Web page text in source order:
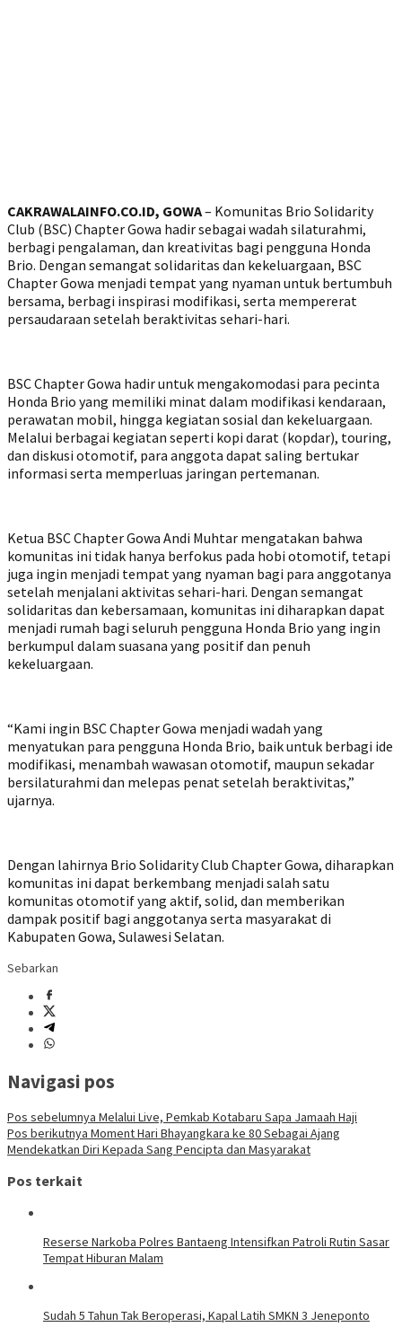
CAKRAWALAINFO.CO.ID, GOWA– Komunitas Brio Solidarity
Club (BSC) Chapter Gowa hadir sebagai wadah silaturahmi,
berbagi pengalaman, dan kreativitas bagi pengguna Honda
Brio. Dengan semangat solidaritas dan kekeluargaan, BSC
Chapter Gowa menjadi tempat yang nyaman untuk bertumbuh
bersama, berbagi inspirasi modifikasi, serta mempererat
persaudaraan setelah beraktivitas sehari-hari.
BSC Chapter Gowa hadir untuk mengakomodasi para pecinta
Honda Brio yang memiliki minat dalam modifikasi kendaraan,
perawatan mobil, hingga kegiatan sosial dan kekeluargaan.
Melalui berbagai kegiatan seperti kopi darat (kopdar), touring,
dan diskusi otomotif, para anggota dapat saling bertukar
informasi serta memperluas jaringan pertemanan.
Ketua BSC Chapter Gowa Andi Muhtar mengatakan bahwa
komunitas ini tidak hanya berfokus pada hobi otomotif, tetapi
juga ingin menjadi tempat yang nyaman bagi para anggotanya
setelah menjalani aktivitas sehari-hari. Dengan semangat
solidaritas dan kebersamaan, komunitas ini diharapkan dapat
menjadi rumah bagi seluruh pengguna Honda Brio yang ingin
berkumpul dalam suasana yang positif dan penuh
kekeluargaan.
“Kami ingin BSC Chapter Gowa menjadi wadah yang
menyatukan para pengguna Honda Brio, baik untuk berbagi ide
modifikasi, menambah wawasan otomotif, maupun sekadar
bersilaturahmi dan melepas penat setelah beraktivitas,”
ujarnya.
Dengan lahirnya Brio Solidarity Club Chapter Gowa, diharapkan
komunitas ini dapat berkembang menjadi salah satu
komunitas otomotif yang aktif, solid, dan memberikan
dampak positif bagi anggotanya serta masyarakat di
Kabupaten Gowa, Sulawesi Selatan.
Sebarkan
Navigasi pos
Pos sebelumnya Melalui Live, Pemkab Kotabaru Sapa Jamaah Haji
Pos berikutnya Moment Hari Bhayangkara ke 80 Sebagai Ajang
Mendekatkan Diri Kepada Sang Pencipta dan Masyarakat
Pos terkait
Reserse Narkoba Polres Bantaeng Intensifkan Patroli Rutin Sasar
Tempat Hiburan Malam
Sudah 5 Tahun Tak Beroperasi, Kapal Latih SMKN 3 Jeneponto